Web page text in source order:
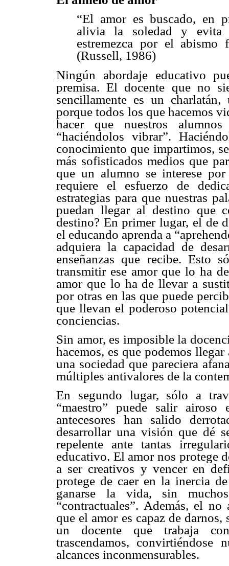
“El amor es buscado, en
alivia la soledad y evita
estremezca por el abismo
(Russell, 1986)
Ningún abordaje educativo
premisa. El docente que no
sencillamente es un
porque todos los que hacemos
hacer que nuestros
“haciéndolos vibrar”.
conocimiento que impartimos,
más sofisticados medios que
que un alumno se interese
requiere el esfuerzo de
estrategias para que nuestras
puedan llegar al destino que
destino? En primer lugar, el de
el educando aprenda a
adquiera la capacidad de
enseñanzas que recibe. Esto
transmitir ese amor que lo ha
amor que lo ha de llevar a
por otras en las que puede
que llevan el poderoso
conciencias.
Sin amor, es imposible la
hacemos, es que podemos
una sociedad que pareciera
múltiples antivalores de la
En segundo lugar, sólo a
“maestro” puede salir
antecesores han salido
desarrollar una visión que dé
repelente ante tantas
educativo. El amor nos protege
a ser creativos y vencer en
protege de caer en la inercia
ganarse la vida, sin
“contractuales”. Además, el
que el amor es capaz de
un docente que trabaja
trascendamos, convirtiéndose
alcances inconmensurables.